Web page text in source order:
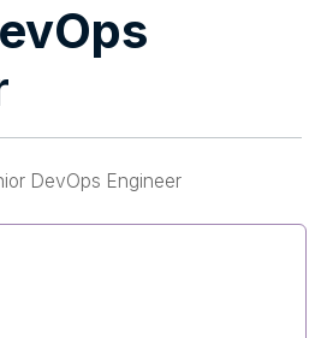
DevOps Engineer